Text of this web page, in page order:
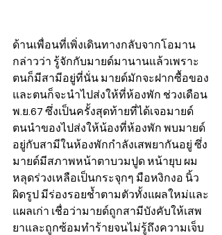
ด้านเพื่อนที่เพิ่งเดินทางกลับจากโอมาน
กล่าวว่า รู้จักกับมายด์มานานแล้วเพราะ
ตนก็มีสามีอยู่ที่นั่น มายด์มักจะฝากซื้อของ
และตนก็จะนำไปส่งให้ที่ห้องพัก ช่วงเดือน
พ.ย.67 ซึ่งเป็นครั้งสุดท้ายที่ได้เจอมายด์
ตนนำของไปส่งให้น้องที่ห้องพัก พบมายด์
อยู่กับสามีในห้องพักกำลังเสพยากันอยู่ ซึ่ง
มายด์มีสภาพหน้าตาบวมปูด หน้ายุบ ผม
หลุดร่วงเหลือเป็นกระจุกๆ มือหงิกงอ นิ้ว
ผิดรูป มีร่องรอยช้ำตามตัวทั้งแผลใหม่และ
แผลเก่า เชื่อว่ามายด์ถูกสามีบังคับให้เสพ
ยาและถูกซ้อมทำร้ายจนไม่รู้ถึงความเจ็บ